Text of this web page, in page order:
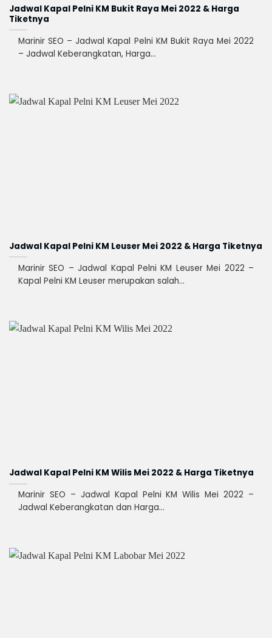
Jadwal Kapal Pelni KM Bukit Raya Mei 2022 & Harga
Tiketnya
Marinir SEO – Jadwal Kapal Pelni KM Bukit Raya Mei 2022
– Jadwal Keberangkatan, Harga...
Jadwal Kapal Pelni KM Leuser Mei 2022 & Harga Tiketnya
Marinir SEO – Jadwal Kapal Pelni KM Leuser Mei 2022 –
Kapal Pelni KM Leuser merupakan salah...
Jadwal Kapal Pelni KM Wilis Mei 2022 & Harga Tiketnya
Marinir SEO – Jadwal Kapal Pelni KM Wilis Mei 2022 –
Jadwal Keberangkatan dan Harga...